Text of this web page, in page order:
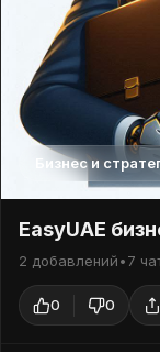
Бизнес и
EasyUAE
2 добавлений•7
0 0